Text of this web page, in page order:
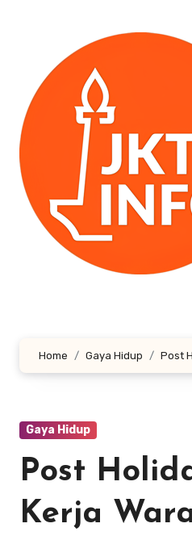
Home Gaya Hidup Post
Gaya Hidup
Post
Kerja